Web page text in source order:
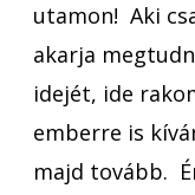
utamon! Aki
akarja
idejét, ide
emberre is
majd tovább.